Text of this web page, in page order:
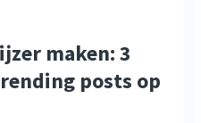
maken: 3
posts op